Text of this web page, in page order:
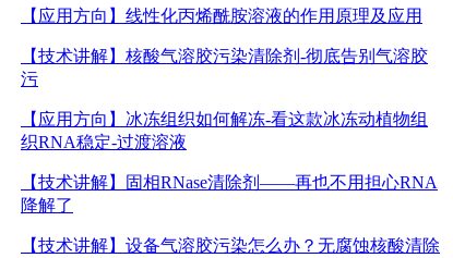
【应用方向】 线性化丙烯酰胺溶液的作用原理及应用
【技术讲解】 核酸气溶胶污染清除剂-彻底告别气溶胶
污
【应用方向】 冰冻组织如何解冻-看这款冰冻动植物组
织RNA稳定-过渡溶液
【技术讲解】
固相RNase清除剂——再也不用担心RNA
降解了
【技术讲解】 设备气溶胶污染怎么办？无腐蚀核酸清除